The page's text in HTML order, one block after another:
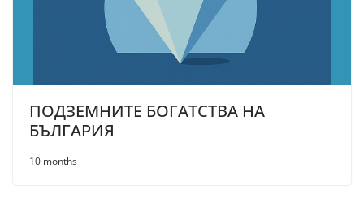
ПОДЗЕМНИТЕ БОГАТСТВА НА
БЪЛГАРИЯ
10 months